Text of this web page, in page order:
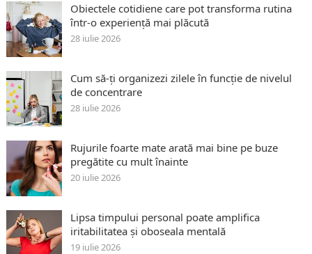
Obiectele cotidiene care pot transforma rutina
într-o experiență mai plăcută
28 iulie 2026
Cum să-ți organizezi zilele în funcție de nivelul
de concentrare
28 iulie 2026
Rujurile foarte mate arată mai bine pe buze
pregătite cu mult înainte
20 iulie 2026
Lipsa timpului personal poate amplifica
iritabilitatea și oboseala mentală
19 iulie 2026